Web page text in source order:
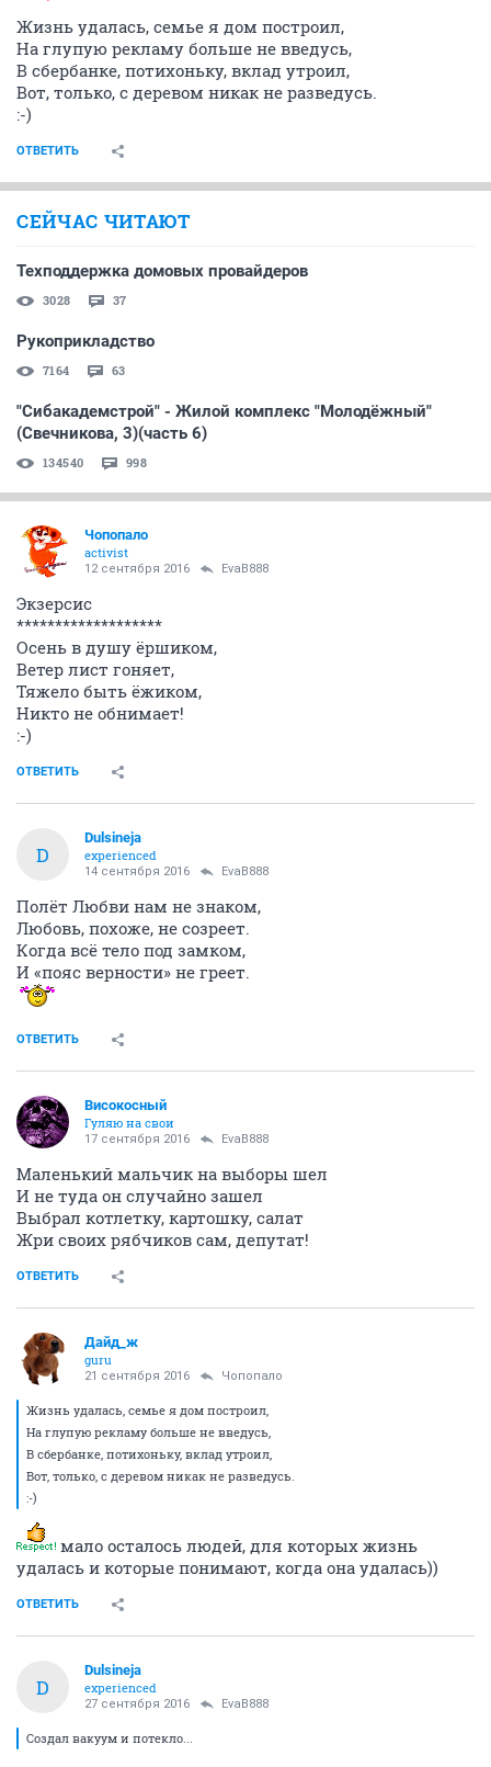
Жизнь удалась, семье я дом построил,
На глупую рекламу больше не введусь,
В сбербанке, потихоньку, вклад утроил,
Вот, только, с деревом никак не разведусь.
:-)
ОТВЕТИТЬ
СЕЙЧАС ЧИТАЮТ
Техподдержка домовых провайдеров
3028 37
Рукоприкладство
7164 63
"Сибакадемстрой" - Жилой комплекс "Молодёжный"
(Свечникова, 3)(часть 6)
134540 998
Чопопало
activist
12 сентября 2016 EvaB888
Экзерсис
*******************
Осень в душу ёршиком,
Ветер лист гоняет,
Тяжело быть ёжиком,
Никто не обнимает!
:-)
ОТВЕТИТЬ
D
Dulsineja
experienced
14 сентября 2016 EvaB888
Полёт Любви нам не знаком,
Любовь, похоже, не созреет.
Когда всё тело под замком,
И «пояс верности» не греет.
ОТВЕТИТЬ
Високосный
Гуляю на свои
17 сентября 2016 EvaB888
Маленький мальчик на выборы шел
И не туда он случайно зашел
Выбрал котлетку, картошку, салат
Жри своих рябчиков сам, депутат!
ОТВЕТИТЬ
Дайд_ж
guru
21 сентября 2016 Чопопало
Жизнь удалась, семье я дом построил,
На глупую рекламу больше не введусь,
В сбербанке, потихоньку, вклад утроил,
Вот, только, с деревом никак не разведусь.
:-)
мало осталось людей, для которых жизнь
удалась и которые понимают, когда она удалась))
ОТВЕТИТЬ
D
Dulsineja
experienced
27 сентября 2016 EvaB888
Создал вакуум и потекло...